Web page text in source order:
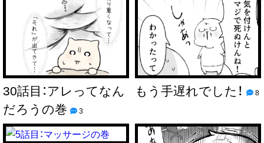
30話目：アレってなん
だろうの巻
3
もう手遅れでした！ 8